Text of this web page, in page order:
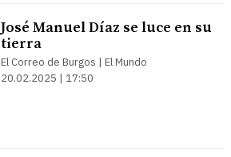
José Manuel Díaz se luce en su
tierra
El Correo de Burgos | El Mundo
20.02.2025 | 17:50